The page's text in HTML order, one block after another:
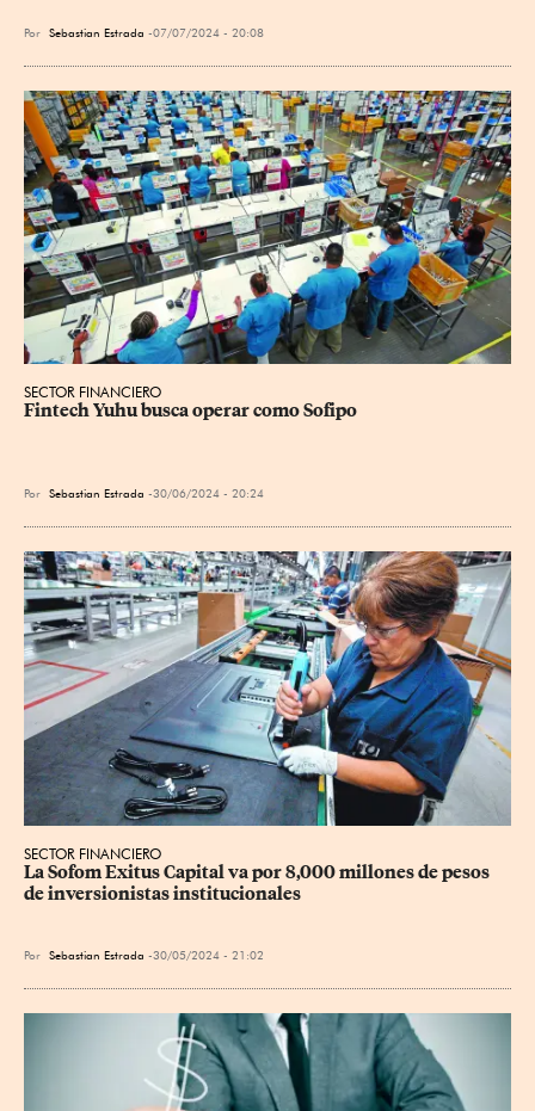
Por Sebastian Estrada 07/07/2024 - 20:08
SECTOR FINANCIERO
Fintech Yuhu busca operar como Sofipo
Por Sebastian Estrada 30/06/2024 - 20:24
SECTOR FINANCIERO
La Sofom Exitus Capital va por 8,000 millones de pesos
de inversionistas institucionales
Por Sebastian Estrada 30/05/2024 - 21:02